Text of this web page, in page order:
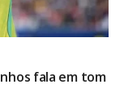
fala em tom